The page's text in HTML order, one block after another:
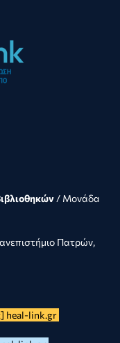
/ Μονάδα
Πατρών,
heal-link.gr